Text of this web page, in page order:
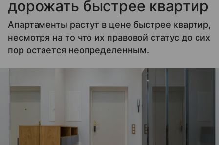
дорожать быстрее квартир
Апартаменты растут в цене быстрее квартир,
несмотря на то что их правовой статус до сих
пор остается неопределенным.